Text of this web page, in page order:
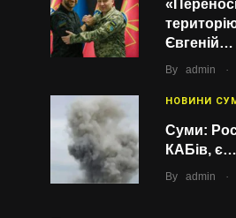
Євгеній…
By admin .
НОВИНИ
Суми:
КАБів, є…
By admin .